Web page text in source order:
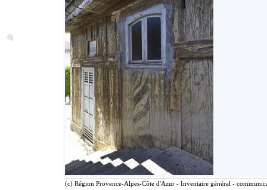
(c) Région Provence-Alpes-Côte d'Azur - Inventaire général -